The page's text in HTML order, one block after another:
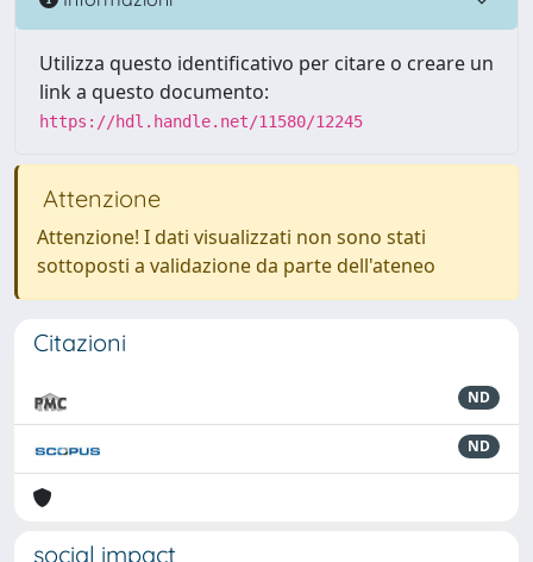
Utilizza questo identificativo per citare o creare un
link a questo documento:
https://hdl.handle.net/11580/12245
Attenzione
Attenzione! I dati visualizzati non sono stati
sottoposti a validazione da parte dell'ateneo
Citazioni
ND
ND
social impact